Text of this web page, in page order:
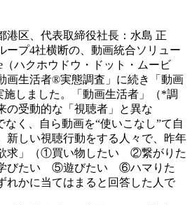
港区、代表取締役社長：水島 正
ープ4社横断の、動画統合ソリュー
（ハクホウドウ・ドット・ムービ
画生活者®実態調査」に続き「動画
しました。「動画生活者」（*調
の受動的な「視聴者」と異な
なく、自ら動画を“使いこなし”て自
新しい視聴行動をする人々で、昨年
求」（①買い物したい ②繋がりた
たい ⑤遊びたい ⑥ハマりた
かに当てはまると回答した人で